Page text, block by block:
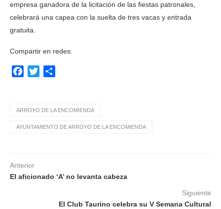
empresa ganadora de la licitación de las fiestas patronales,
celebrará una capea con la suelta de tres vacas y entrada
gratuita.
Compartir en redes:
Facebook
Twitter
ARROYO DE LA ENCOMIENDA
AYUNTAMIENTO DE ARROYO DE LA ENCOMIENDA
Anterior
El aficionado ‘A’ no levanta cabeza
Siguiente
El Club Taurino celebra su V Semana Cultural